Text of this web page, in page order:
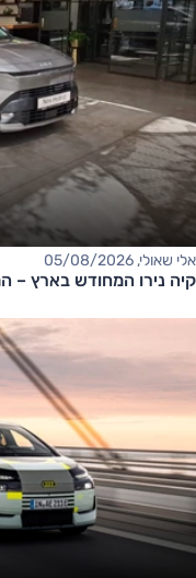
אלי שאולי, 05/08/2026
קיה נירו המחודש בארץ – המחיר